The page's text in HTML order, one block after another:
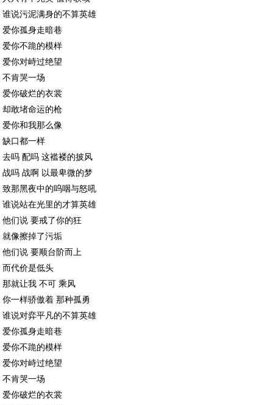
谁说污泥满身的不算英雄
爱你孤身走暗巷
爱你不跪的模样
爱你对峙过绝望
不肯哭一场
爱你破烂的衣裳
却敢堵命运的枪
爱你和我那么像
缺口都一样
去吗 配吗 这褴褛的披风
战吗 战啊 以最卑微的梦
致那黑夜中的呜咽与怒吼
谁说站在光里的才算英雄
他们说 要戒了你的狂
就像擦掉了污垢
他们说 要顺台阶而上
而代价是低头
那就让我 不可 乘风
你一样骄傲着 那种孤勇
谁说对弈平凡的不算英雄
爱你孤身走暗巷
爱你不跪的模样
爱你对峙过绝望
不肯哭一场
爱你破烂的衣裳